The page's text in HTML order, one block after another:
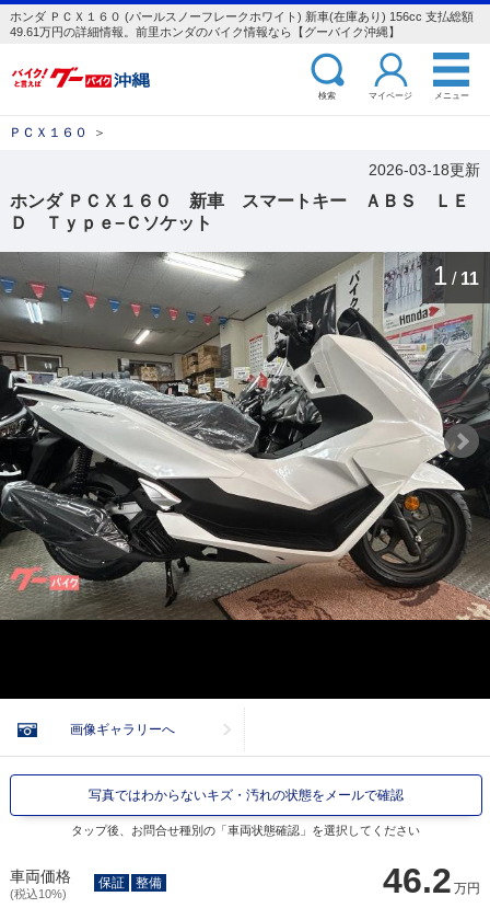
ホンダ ＰＣＸ１６０ (パールスノーフレークホワイト) 新車(在庫あり) 156cc 支払総額
49.61万円の詳細情報。前里ホンダのバイク情報なら【グーバイク沖縄】
検索 マイページ メニュー
ＰＣＸ１６０ ＞
2026-03-18更新
ホンダ ＰＣＸ１６０ 新車 スマートキー ＡＢＳ ＬＥ
Ｄ Ｔｙｐｅ−Ｃソケット
1 / 11
画像ギャラリーへ
写真ではわからないキズ・汚れの状態をメールで確認
タップ後、お問合せ種別の「車両状態確認」を選択してください
車両価格
(税込10%) 46.2 万円
保証 整備